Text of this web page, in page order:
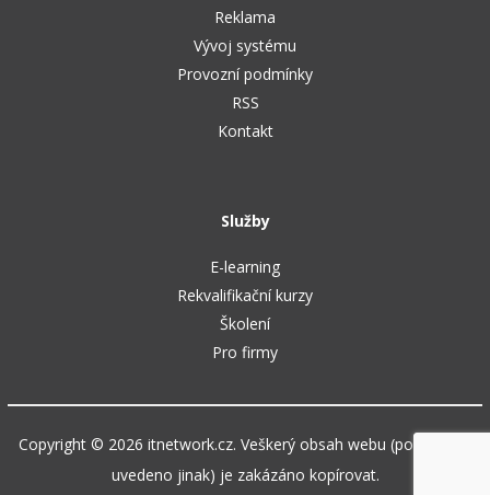
Reklama
Vývoj systému
Provozní podmínky
RSS
Kontakt
Služby
E-learning
Rekvalifikační kurzy
Školení
Pro firmy
Copyright © 2026 itnetwork.cz. Veškerý obsah webu (pokud není
uvedeno jinak) je zakázáno kopírovat.